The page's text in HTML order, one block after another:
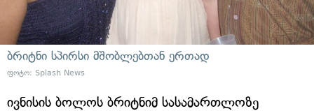
ბრიტნი სპირსი მშობლებთან ერთად
ფოტო: Splash News
ივნისის ბოლოს ბრიტნიმ სასამართლოზე